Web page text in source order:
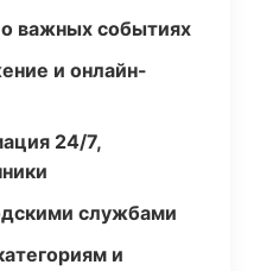
важных событиях
и онлайн-
24/7,
службами
и